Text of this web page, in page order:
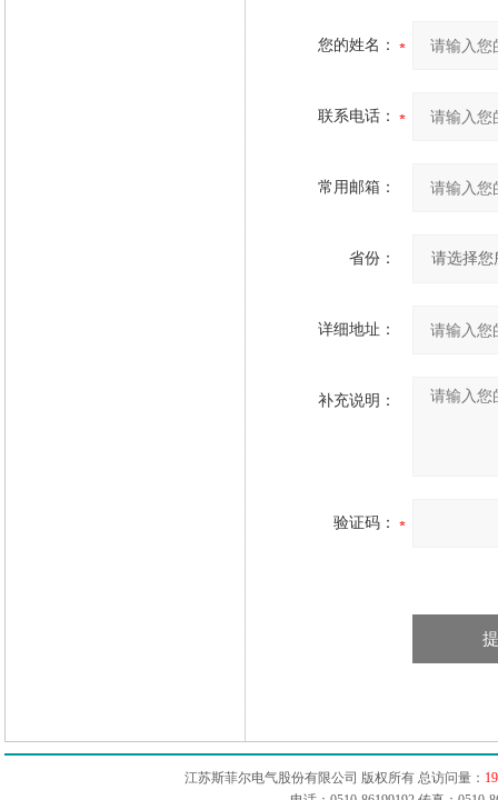
您的姓名：
联系电话：
常用邮箱：
省份：
详细地址：
补充说明：
验证码：
江苏斯菲尔电气股份有限公司 版权所有 总访问量：